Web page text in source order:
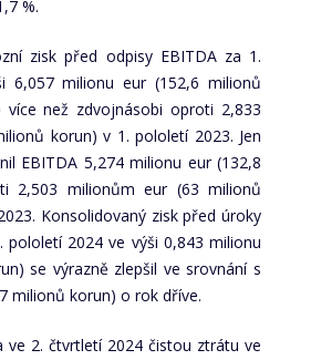
%.
zisk před odpisy EBITDA za 1.
6,057 milionu eur (152,6 milionů
než zdvojnásobi oproti 2,833
korun) v 1. pololetí 2023. Jen
EBITDA 5,274 milionu eur (132,8
2,503 milionům eur (63 milionů
Konsolidovaný zisk před úroky
pololetí 2024 ve výši 0,843 milionu
se výrazně zlepšil ve srovnání s
milionů korun) o rok dříve.
ve 2. čtvrtletí 2024 čistou ztrátu ve